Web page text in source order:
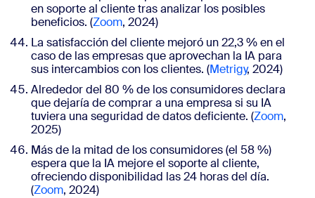
en soporte al cliente tras analizar los posibles
beneficios. (Zoom, 2024)
La satisfacción del cliente mejoró un 22,3 % en el
caso de las empresas que aprovechan la IA para
sus intercambios con los clientes. (Metrigy, 2024)
Alrededor del 80 % de los consumidores declara
que dejaría de comprar a una empresa si su IA
tuviera una seguridad de datos deficiente. (Zoom,
2025)
Más de la mitad de los consumidores (el 58 %)
espera que la IA mejore el soporte al cliente,
ofreciendo disponibilidad las 24 horas del día.
(Zoom, 2024)